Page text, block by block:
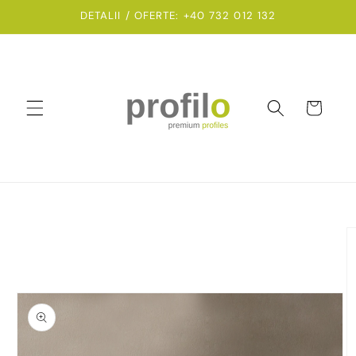
DETALII / OFERTE: +40 732 012 132
Coș